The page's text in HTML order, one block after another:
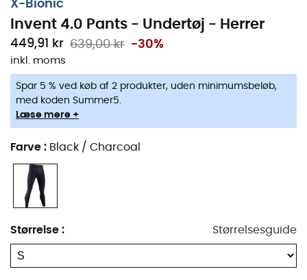
X-Bionic
Invent 4.0 Pants - Undertøj - Herrer
449,91 kr 639,00 kr -30%
inkl. moms
Spar 5 % ved køb af 2 produkter, uden minimumsbeløb,
med koden Summer5.
Læse mere +
Farve : Black / Charcoal
Størrelse : Størrelsesguide
Når vinteren sætter ind, og bjergtoppene er dækket af
sne, er det essentielt at være godt udstyret for at
X-Bionic Invent 4.0 er din perfekte allierede til at klare
kulden med komfort og sindsro, hvad enten det er til en
vandretur i bjergene eller en langrendstur.
Dette tekniske undertøj ved, hvordan man holder dine
ben varme takket være den innovative
varmebevaringsteknologi. 3D Bionic Sphere-systemet